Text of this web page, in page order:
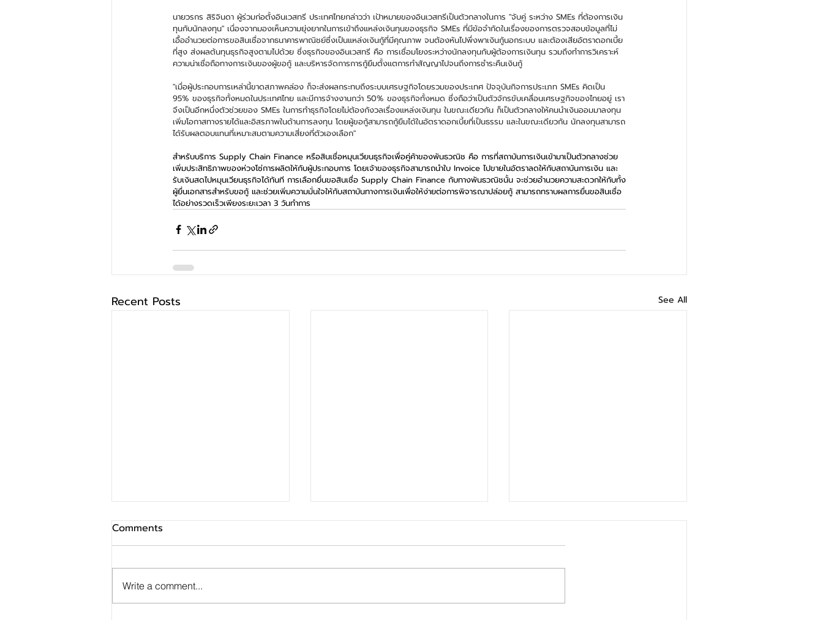
นายวรกร สิริจินดา ผู้ร่วมก่อตั้งอินเวสทรี ประเทศไทยกล่าวว่า เป้าหมายของอินเวสทรีเป็นตัวกลางในการ "จับคู่ ระหว่าง SMEs ที่ต้องการเงิน
ทุนกับนักลงทุน" เนื่องจากมองเห็นความยุ่งยากในการเข้าถึงแหล่งเงินทุนของธุรกิจ SMEs ที่มีข้อจำกัดในเรื่องของการตรวจสอบข้อมูลที่ไม่
เอื้ออำนวยต่อการขอสินเชื่อจากธนาคารพาณิชย์ซึ่งเป็นแหล่งเงินกู้ที่มีคุณภาพ จนต้องหันไปพึ่งพาเงินกู้นอกระบบ และต้องเสียอัตราดอกเบี้ย
ที่สูง ส่งผลต้นทุนธุรกิจสูงตามไปด้วย ซึ่งธุรกิจของอินเวสทรี คือ การเชื่อมโยงระหว่างนักลงทุนกับผู้ต้องการเงินทุน รวมถึงทำการวิเคราะห์
ความน่าเชื่อถือทางการเงินของผู้ขอกู้ และบริหารจัดการการกู้ยืมตั้งแตการทำสัญญาไปจนถึงการชำระคืนเงินกู้
"เมื่อผู้ประกอบการเหล่านี้ขาดสภาพคล่อง ก็จะส่งผลกระทบถึงระบบเศรษฐกิจโดยรวมของประเทศ ปัจจุบันกิจการประเภท SMEs คิดเป็น
95% ของธุรกิจทั้งหมดในประเทศไทย และมีการจ้างงานกว่า 50% ของธุรกิจทั้งหมด ซึ่งถือว่าเป็นตัวจักรขับเคลื่อนเศรษฐกิจของไทยอยู่ เรา
จึงเป็นอีกหนึ่งตัวช่วยของ SMEs ในการทำธุรกิจโดยไม่ต้องกังวลเรื่องแหล่งเงินทุน ในขณะเดียวกัน ก็เป็นตัวกลางให้คนนำเงินออมมาลงทุน
เพิ่มโอกาสทางรายได้และอิสรภาพในด้านการลงทุน โดยผู้ขอกู้สามารถกู้ยืมได้ในอัตราดอกเบี้ยที่เป็นธรรม และในขณะเดียวกัน นักลงทุนสามารถ
ได้รับผลตอบแทนที่เหมาะสมตามความเสี่ยงที่ตัวเองเลือก"
สำหรับบริการ Supply Chain Finance หรือสินเชื่อหมุนเวียนธุรกิจเพื่อคู่ค้าของพันธวณิช คือ การที่สถาบันการเงินเข้ามาเป็นตัวกลางช่วย
เพิ่มประสิทธิภาพของห่วงโซ่การผลิตให้กับผู้ประกอบการ โดยเจ้าของธุรกิจสามารถนำใบ Invoice ไปขายในอัตราลดให้กับสถาบันการเงิน และ
รับเงินสดไปหมุนเวียนธุรกิจได้ทันที การเลือกยื่นขอสินเชื่อ Supply Chain Finance กับทางพันธวณิชนั้น จะช่วยอำนวยความสะดวกให้กับทั้ง
ผู้ยื่นเอกสารสำหรับขอกู้ และช่วยเพิ่มความมั่นใจให้กับสถาบันทางการเงินเพื่อให้ง่ายต่อการพิจารณาปล่อยกู้ สามารถทราบผลการยื่นขอสินเชื่อ
ได้อย่างรวดเร็วเพียงระยะเวลา 3 วันทำการ
Recent Posts See All
Comments
Write a comment...